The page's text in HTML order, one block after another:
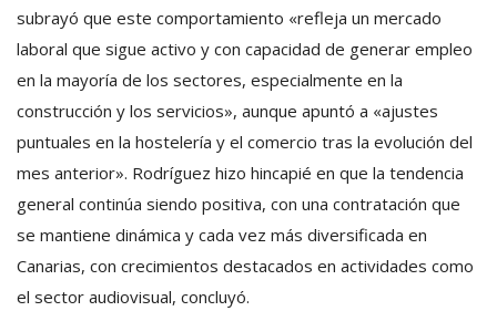
subrayó que este comportamiento «refleja un mercado
laboral que sigue activo y con capacidad de generar empleo
en la mayoría de los sectores, especialmente en la
construcción y los servicios», aunque apuntó a «ajustes
puntuales en la hostelería y el comercio tras la evolución del
mes anterior». Rodríguez hizo hincapié en que la tendencia
general continúa siendo positiva, con una contratación que
se mantiene dinámica y cada vez más diversificada en
Canarias, con crecimientos destacados en actividades como
el sector audiovisual, concluyó.